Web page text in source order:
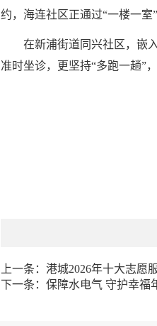
约，海连社区正通过“一楼一
在新浦街道同兴社区，嵌
准时坐诊，更坚持“多跑一趟”
上一条： 港城2026年十大志愿
下一条： 保障水电气 守护幸福